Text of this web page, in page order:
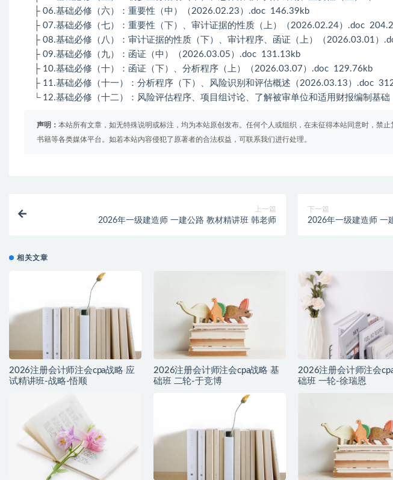
├ 06.基础必修（六）：重要性（中）（2026.02.23）.doc 146.39kb
├ 07.基础必修（七）：重要性（下）、审计证据的性质（上）（2026.02.24）.doc
├ 08.基础必修（八）：审计证据的性质（下）、审计程序、函证（上）（2026.03.01）
├ 09.基础必修（九）：函证（中）（2026.03.05）.doc 131.13kb
├ 10.基础必修（十）：函证（下）、分析程序（上）（2026.03.07）.doc 129.76kb
├ 11.基础必修（十一）：分析程序（下）、风险识别和评估概述（2026.03.13）.doc
└ 12.基础必修（十二）：风险评估程序、项目组讨论、了解被审单位和适用财报编制基
声明： 本站所有文章，如无特殊说明或标注，均为本站原创发布。任何个人或组织，在未征得本站同意时，禁止
书籍等各类媒体平台。如若本站内容侵犯了原著者的合法权益，可联系我们进行处理。
上一篇
2026年一级建造师 一建公路 教材精讲班 韩老师
下一篇
2026年一级建造师 一
相关文章
2026注册会计师注会cpa战略 应
试精讲班-战略-悟顺
2026注册会计师注会cpa战略 基
础班 二轮-于竞博
2026注册会计师注会
础班 一轮-徐瑞恩